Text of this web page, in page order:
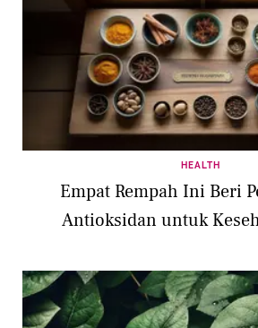
HEALTH
Empat Rempah Ini Beri
Antioksidan untuk